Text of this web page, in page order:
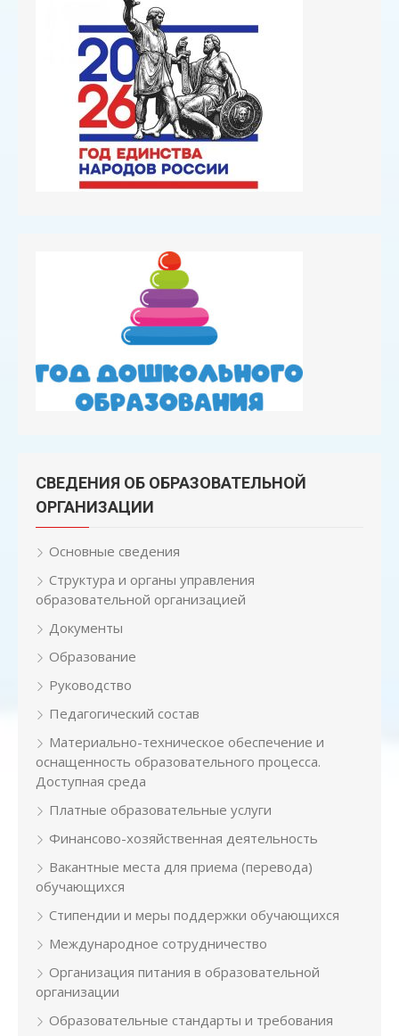
СВЕДЕНИЯ ОБ ОБРАЗОВАТЕЛЬНОЙ
ОРГАНИЗАЦИИ
Основные сведения
Структура и органы управления
образовательной организацией
Документы
Образование
Руководство
Педагогический состав
Материально-техническое обеспечение и
оснащенность образовательного процесса.
Доступная среда
Платные образовательные услуги
Финансово-хозяйственная деятельность
Вакантные места для приема (перевода)
обучающихся
Стипендии и меры поддержки обучающихся
Международное сотрудничество
Организация питания в образовательной
организации
Образовательные стандарты и требования